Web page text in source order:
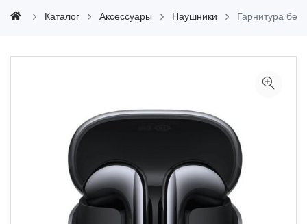
Каталог Аксессуары Наушники Гарнитура